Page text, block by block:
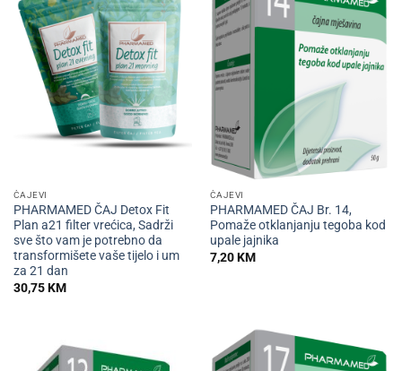
ČAJEVI
PHARMAMED ČAJ Detox Fit
Plan a21 filter vrećica, Sadrži
sve što vam je potrebno da
transformišete vaše tijelo i um
za 21 dan
30,75KM
ČAJEVI
PHARMAMED ČAJ Br. 14,
Pomaže otklanjanju tegoba kod
upale jajnika
7,20KM